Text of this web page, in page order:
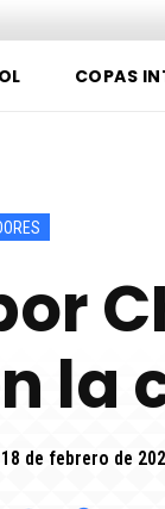
COPAS
la
18 de febrero de